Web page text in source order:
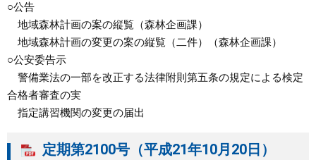
○公告
地域森林計画の案の縦覧（森林企画課）
地域森林計画の変更の案の縦覧（二件）（森林企画課）
○公安委告示
警備業法の一部を改正する法律附則第五条の規定による検定
合格者審査の実
指定講習機関の変更の届出
定期第2100号（平成21年10月20日）